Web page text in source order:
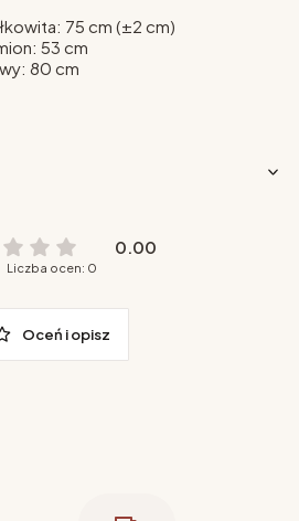
75 cm (±2 cm)
53 cm
80 cm
0.00
Liczba ocen: 0
Oceń i opisz